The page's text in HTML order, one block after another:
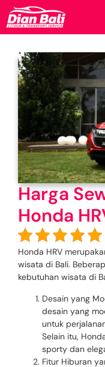
Harga
Honda
Honda HRV
wisata di Bali.
kebutuhan wisata di
Desain yang
desain yang
untuk
Selain itu,
sporty dan
Fitur Hiburan